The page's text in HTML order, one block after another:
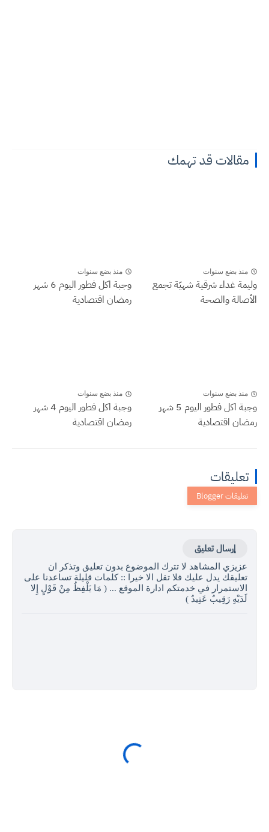
مقالات قد تهمك
منذ بضع سنوات
وليمة غداء شرقية شهيّة تجمع
الأصالة والصحة
منذ بضع سنوات
وجبة اكل فطور اليوم 6 شهر
رمضان اقتصادية
منذ بضع سنوات
وجبة اكل فطور اليوم 5 شهر
رمضان اقتصادية
منذ بضع سنوات
وجبة اكل فطور اليوم 4 شهر
رمضان اقتصادية
تعليقات
إرسال تعليق
عزيزي المشاهد لا تترك الموضوع بدون تعليق وتذكر ان
تعليقك يدل عليك فلا تقل الا خيرا :: كلمات قليلة تساعدنا على
الاستمرار في خدمتكم ادارة الموقع ... ( مَا يَلْفِظُ مِنْ قَوْلٍ إِلا
لَدَيْهِ رَقِيبٌ عَتِيدٌ )